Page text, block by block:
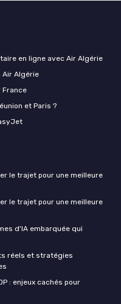
en ligne avec Air Algérie
Algérie
France
et Paris ?
le trajet pour une meilleure
le trajet pour une meilleure
d'IA embarquée qui
réels et stratégies
: enjeux cachés pour